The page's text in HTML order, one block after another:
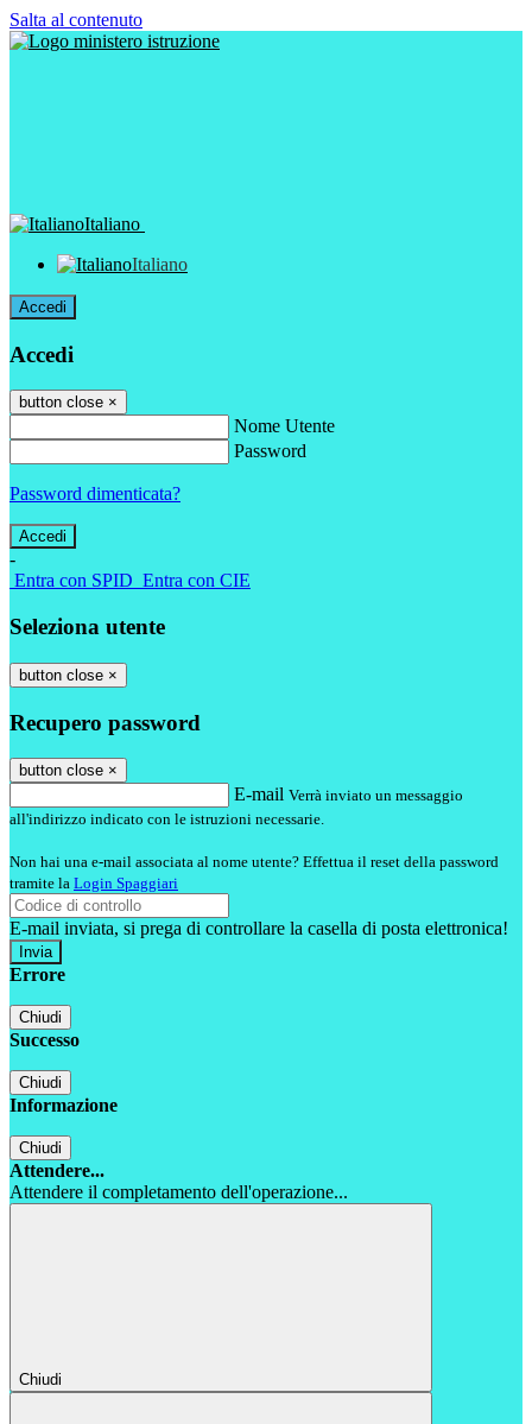
Salta al contenuto
Italiano
Italiano
Accedi
Accedi
button close ×
Nome Utente
Password
Password dimenticata?
-
Entra con SPID Entra con CIE
Seleziona utente
button close ×
Recupero password
button close ×
E-mail Verrà inviato un messaggio
all'indirizzo indicato con le istruzioni necessarie.
Non hai una e-mail associata al nome utente? Effettua il reset della password
tramite la Login Spaggiari
E-mail inviata, si prega di controllare la casella di posta elettronica!
Errore
Chiudi
Successo
Chiudi
Informazione
Chiudi
Attendere...
Attendere il completamento dell'operazione...
Chiudi